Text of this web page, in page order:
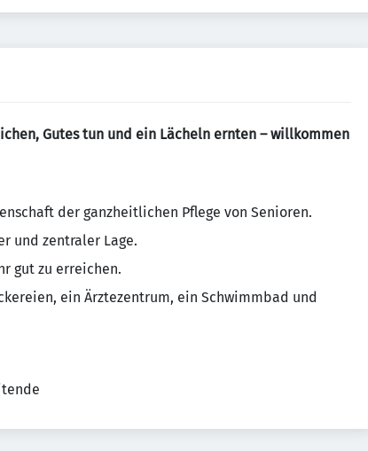
Gutes tun und ein Lächeln ernten – willkommen
der ganzheitlichen Pflege von Senioren.
und zentraler Lage.
gut zu erreichen.
ein Ärztezentrum, ein Schwimmbad und